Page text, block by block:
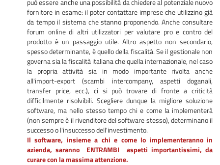
può essere anche una possibilità da chiedere al potenziale nuovo
fornitore in esame: il poter contattare imprese che utilizzino già
da tempo il sistema che stanno proponendo. Anche consultare
forum online di altri utilizzatori per valutare pro e contro del
prodotto è un passaggio utile. Altro aspetto non secondario,
spesso determinante, è quello della fiscalità. Se il gestionale non
governa sia la fiscalità italiana che quella internazionale, nel caso
la propria attività sia in modo importante rivolta anche
all'import-export (scambi intercompany, aspetti doganali,
transfer price, ecc.), ci si può trovare di fronte a criticità
difficilmente risolvibili. Scegliere dunque la migliore soluzione
software, ma nello stesso tempo chi e come la implementerà
(non sempre è il rivenditore del software stesso), determinano il
successo o l'insuccesso dell'investimento.
Il software, insieme a chi e come lo implementeranno in
azienda, saranno ENTRAMBI aspetti importantissimi, da
curare con la massima attenzione.